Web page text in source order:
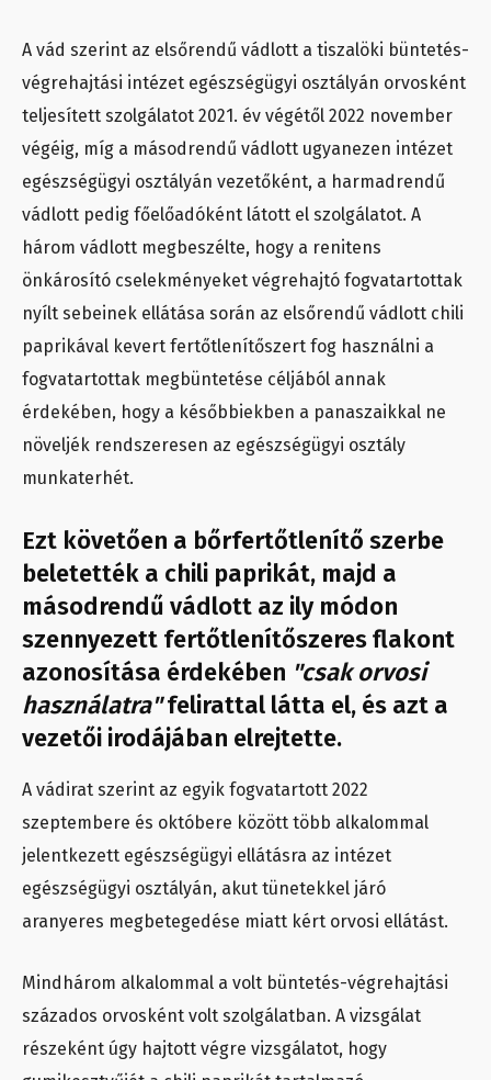
A vád szerint az elsőrendű vádlott a tiszalöki büntetés-
végrehajtási intézet egészségügyi osztályán orvosként
teljesített szolgálatot 2021. év végétől 2022 november
végéig, míg a másodrendű vádlott ugyanezen intézet
egészségügyi osztályán vezetőként, a harmadrendű
vádlott pedig főelőadóként látott el szolgálatot. A
három vádlott megbeszélte, hogy a renitens
önkárosító cselekményeket végrehajtó fogvatartottak
nyílt sebeinek ellátása során az elsőrendű vádlott chili
paprikával kevert fertőtlenítőszert fog használni a
fogvatartottak megbüntetése céljából annak
érdekében, hogy a későbbiekben a panaszaikkal ne
növeljék rendszeresen az egészségügyi osztály
munkaterhét.
Ezt követően a bőrfertőtlenítő szerbe
beletették a chili paprikát, majd a
másodrendű vádlott az ily módon
szennyezett fertőtlenítőszeres flakont
azonosítása érdekében "csak orvosi
használatra"felirattal látta el, és azt a
vezetői irodájában elrejtette.
A vádirat szerint az egyik fogvatartott 2022
szeptembere és októbere között több alkalommal
jelentkezett egészségügyi ellátásra az intézet
egészségügyi osztályán, akut tünetekkel járó
aranyeres megbetegedése miatt kért orvosi ellátást.
Mindhárom alkalommal a volt büntetés-végrehajtási
százados orvosként volt szolgálatban. A vizsgálat
részeként úgy hajtott végre vizsgálatot, hogy